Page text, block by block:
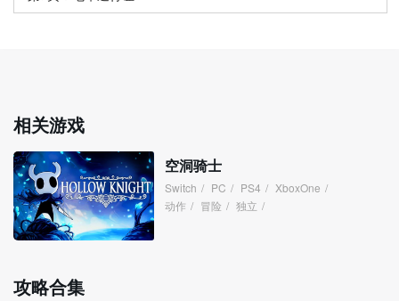
相关游戏
空洞骑士
Switch / PC / PS4 / XboxOne /
动作 / 冒险 / 独立 /
攻略合集